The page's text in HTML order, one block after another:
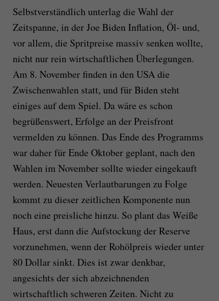
Selbstverständlich unterlag die Wahl der
Zeitspanne, in der Joe Biden Inflation, Öl- und,
vor allem, die Spritpreise massiv senken wollte,
nicht nur rein wirtschaftlichen Überlegungen.
Am 8. November finden in den USA die
Zwischenwahlen statt, und für Biden steht
einiges auf dem Spiel. Da wäre es schon
begrüßenswert, Erfolge an der Preisfront
vermelden zu können. Das Ende des Programms
war daher für Ende Oktober geplant, nach den
Wahlen im November sollte wieder eingekauft
werden. Neuesten Verlautbarungen zu Folge
kommt zu dieser zeitlichen Komponente nun
noch eine preisliche hinzu. So plant das Weiße
Haus, erst dann die Aufstockung der Reserve
vorzunehmen, wenn der Rohölpreis wieder unter
80 Dollar sinkt. Dies ist zwar denkbar,
angesichts der sich abzeichnenden
wirtschaftlich schweren Zeiten. Nicht zu